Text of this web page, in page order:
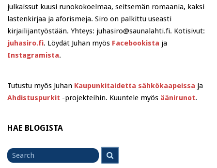
julkaissut kuusi runokokoelmaa, seitsemän romaania, kaksi
lastenkirjaa ja aforismeja. Siro on palkittu useasti
kirjailijantyöstään. Yhteys: juhasiro@saunalahti.fi. Kotisivut:
juhasiro.fi. Löydät Juhan myös Facebookista ja
Instagramista.
Tutustu myös Juhan Kaupunkitaidetta sähkökaapeissa ja
Ahdistuspurkit -projekteihin. Kuuntele myös äänirunot.
HAE BLOGISTA
Search
for